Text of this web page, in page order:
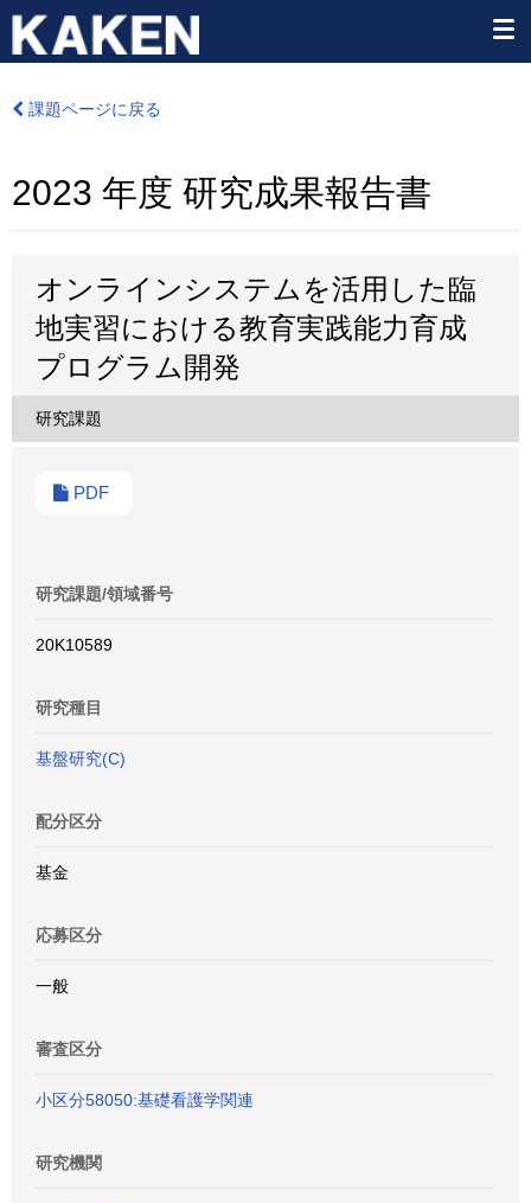
課題ページに戻る
2023 年度 研究成果報告書
オンラインシステムを活用した臨
地実習における教育実践能力育成
プログラム開発
研究課題
PDF
研究課題/領域番号
20K10589
研究種目
基盤研究(C)
配分区分
基金
応募区分
一般
審査区分
小区分58050:基礎看護学関連
研究機関